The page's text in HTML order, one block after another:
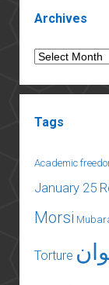
Archives
Archives
Tags
Academic
January 25
Morsi
Torture